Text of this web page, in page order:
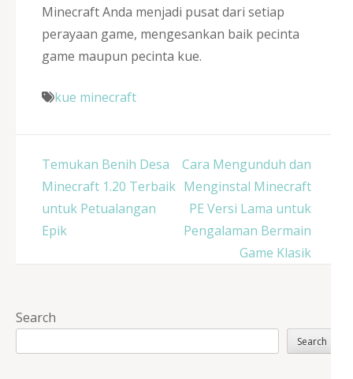
Minecraft Anda menjadi pusat dari setiap
perayaan game, mengesankan baik pecinta
game maupun pecinta kue.
kue minecraft
Post
navigation
Temukan Benih Desa
Minecraft 1.20 Terbaik
untuk Petualangan
Epik
Cara Mengunduh dan
Menginstal Minecraft
PE Versi Lama untuk
Pengalaman Bermain
Game Klasik
Search
Search